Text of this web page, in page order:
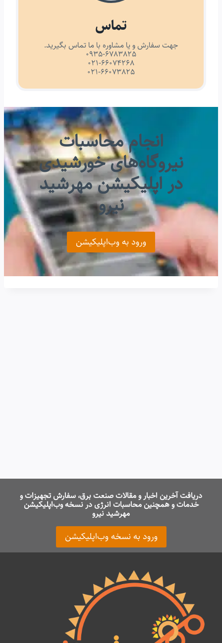
تماس
جهت سفارش و یا مشاوره با ما تماس بگیرید.
0935-6783825
021-66074268
021-66073825
انجام محاسبات
نیروگاه‌های خورشیدی
در اپلیکیشن مهرشید
نیرو
ورود به وب‌اپلیکیشن
دریافت آخرین اخبار و مقالات صنعت برق، سفارش تجهیزات و
خدمات و همچنین محاسبات انرژی در نسخه وب‌اپلیکیشن
مهرشید نیرو
ورود به نسخه وب‌اپلیکیشن